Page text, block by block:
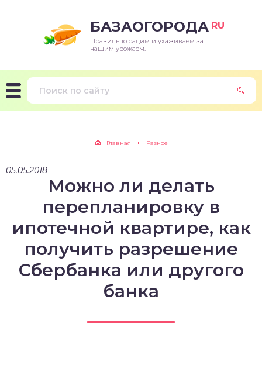
БАЗАОГОРОДА RU
Правильно садим и ухаживаем за
нашим урожаем.
Главная Разное
05.05.2018
Можно ли делать
перепланировку в
ипотечной квартире, как
получить разрешение
Сбербанка или другого
банка